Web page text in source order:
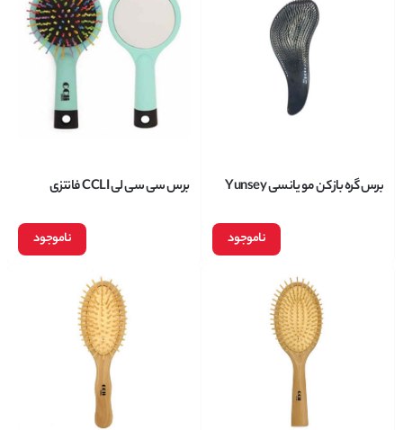
برس گره باز کن مو یانسی Yunsey
ناموجود
برس سی سی لی CCLI فانتزی
ناموجود